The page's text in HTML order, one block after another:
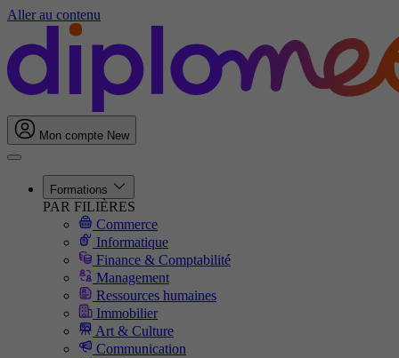
Aller au contenu
Mon compte New
Formations
PAR FILIÈRES
Commerce
Informatique
Finance & Comptabilité
Management
Ressources humaines
Immobilier
Art & Culture
Communication